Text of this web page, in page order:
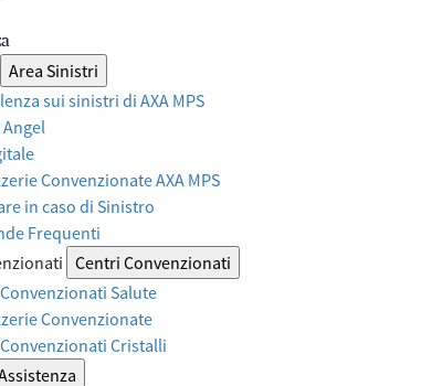
Area Sinistri
sui sinistri di AXA MPS
Convenzionate AXA MPS
in caso di Sinistro
Frequenti
Centri Convenzionati
Salute
Convenzionate
Cristalli